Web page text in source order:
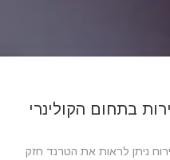
בתחום הקולינרי
ניתן לראות את הטרנד חזק